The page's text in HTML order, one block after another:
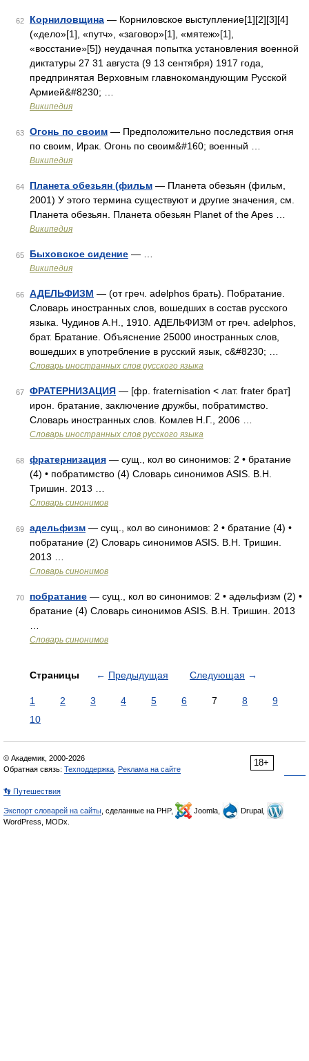
62 Корниловщина — Корниловское выступление[1][2][3][4]
(«дело»[1], «путч», «заговор»[1], «мятеж»[1],
«восстание»[5]) неудачная попытка установления военной
диктатуры 27 31 августа (9 13 сентября) 1917 года,
предпринятая Верховным главнокомандующим Русской
Армией&#8230; …
Википедия
63 Огонь по своим — Предположительно последствия огня
по своим, Ирак. Огонь по своим&#160; военный …
Википедия
64 Планета обезьян (фильм — Планета обезьян (фильм,
2001) У этого термина существуют и другие значения, см.
Планета обезьян. Планета обезьян Planet of the Apes …
Википедия
65 Быховское сидение — …
Википедия
66 АДЕЛЬФИЗМ — (от греч. adelphos брать). Побратание.
Словарь иностранных слов, вошедших в состав русского
языка. Чудинов А.Н., 1910. АДЕЛЬФИЗМ от греч. adelphos,
брат. Братание. Объяснение 25000 иностранных слов,
вошедших в употребление в русский язык, с&#8230; …
Словарь иностранных слов русского языка
67 ФРАТЕРНИЗАЦИЯ — [фр. fraternisation < лат. frater брат]
ирон. братание, заключение дружбы, побратимство.
Словарь иностранных слов. Комлев Н.Г., 2006 …
Словарь иностранных слов русского языка
68 фратернизация — сущ., кол во синонимов: 2 • братание
(4) • побратимство (4) Словарь синонимов ASIS. В.Н.
Тришин. 2013 …
Словарь синонимов
69 адельфизм — сущ., кол во синонимов: 2 • братание (4) •
побратание (2) Словарь синонимов ASIS. В.Н. Тришин.
2013 …
Словарь синонимов
70 побратание — сущ., кол во синонимов: 2 • адельфизм (2) •
братание (4) Словарь синонимов ASIS. В.Н. Тришин. 2013
Словарь синонимов
Страницы ← Предыдущая Следующая →
1 2 3 4 5 6 7 8
9
10
18+
© Академик, 2000-2026
Обратная связь: Техподдержка Реклама на сайте
👣 Путешествия
Экспорт словарей на сайты , сделанные на PHP, Joomla,
Drupal,
WordPress, MODx.